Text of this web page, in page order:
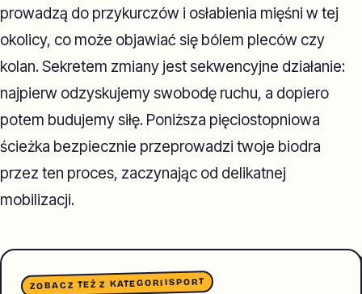
prowadzą do przykurczów i osłabienia mięśni w tej
okolicy, co może objawiać się bólem pleców czy
kolan. Sekretem zmiany jest sekwencyjne działanie:
najpierw odzyskujemy swobodę ruchu, a dopiero
potem budujemy siłę. Poniższa pięciostopniowa
ścieżka bezpiecznie przeprowadzi twoje biodra
przez ten proces, zaczynając od delikatnej
mobilizacji.
ZOBACZ TEŻ Z KATEGORIISPORT